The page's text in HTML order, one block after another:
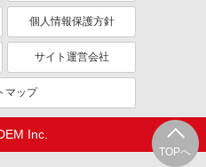
TOPへ
個人情報保護方針
サイト運営会社
マップ
Inc.